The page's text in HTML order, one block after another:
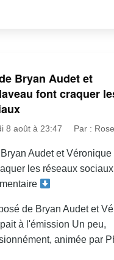
Bryan Audet et
font craquer
8 août à 23:47 Par :
Audet et Véronique
les réseaux
de Bryan Audet et
à l'émission Un peu,
animée par